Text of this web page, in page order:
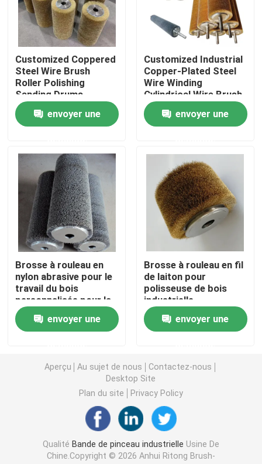
Contrôle de la qualité
Contact
Demande de soumission
Bande de pinceau industrielle
Brosses cylindriques industrielles
Brosses à rouleaux industriels
bande de scellé
Pinceau de ponçage
Brosses à vis
Brosses à roues en nylon abrasif
Pinceau à tubes de fil
Pinceau à ressort en bobine
Customized Coppered
Steel Wire Brush
Roller Polishing
Sanding Drums
envoyer une
Customized Industrial
Copper-Plated Steel
Wire Winding
Cylindrical Wire Brush
For Wood Texture
Processingenvoyer une
Brosse à rouleau en
nylon abrasive pour le
travail du bois
personnalisée pour la
finition du bois
envoyer une
Brosse à rouleau en fil
de laiton pour
polisseuse de bois
industrielle
envoyer une
Aperçu Au sujet de nous
Contactez-nous
Desktop Site
Plan du site
Privacy Policy
Qualité Bande de pinceau industrielle Usine De
Chine.Copyright © 2026 Anhui Ritong Brush-